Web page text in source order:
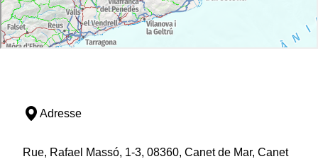
Adresse
Rue, Rafael Massó, 1-3, 08360, Canet de Mar, Canet